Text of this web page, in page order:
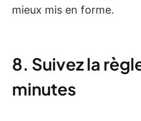
mieux mis en forme.
8. Suivez la
minutes